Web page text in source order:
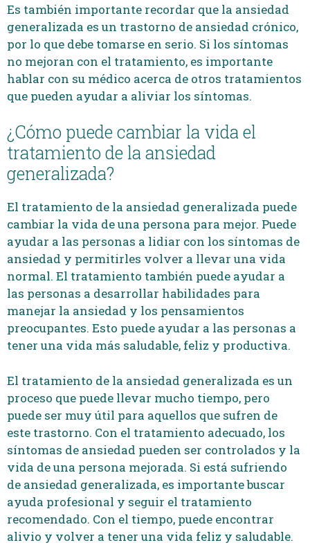
Es también importante recordar que la ansiedad
generalizada es un trastorno de ansiedad crónico,
por lo que debe tomarse en serio. Si los síntomas
no mejoran con el tratamiento, es importante
hablar con su médico acerca de otros tratamientos
que pueden ayudar a aliviar los síntomas.
¿Cómo puede cambiar la vida el
tratamiento de la ansiedad
generalizada?
El tratamiento de la ansiedad generalizada puede
cambiar la vida de una persona para mejor. Puede
ayudar a las personas a lidiar con los síntomas de
ansiedad y permitirles volver a llevar una vida
normal. El tratamiento también puede ayudar a
las personas a desarrollar habilidades para
manejar la ansiedad y los pensamientos
preocupantes. Esto puede ayudar a las personas a
tener una vida más saludable, feliz y productiva.
El tratamiento de la ansiedad generalizada es un
proceso que puede llevar mucho tiempo, pero
puede ser muy útil para aquellos que sufren de
este trastorno. Con el tratamiento adecuado, los
síntomas de ansiedad pueden ser controlados y la
vida de una persona mejorada. Si está sufriendo
de ansiedad generalizada, es importante buscar
ayuda profesional y seguir el tratamiento
recomendado. Con el tiempo, puede encontrar
alivio y volver a tener una vida feliz y saludable.